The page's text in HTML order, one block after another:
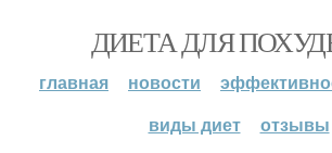
ДИЕТА ДЛЯ
главная новости
виды диет
отзывы